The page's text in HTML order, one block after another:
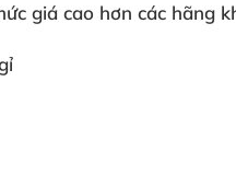
giá cao hơn các hãng